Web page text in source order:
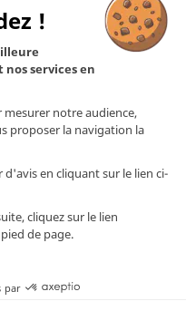
!
services en
notre audience,
proposer la navigation la
en cliquant sur le lien ci-
cliquez sur le lien
de page.
par

(selon l'article L.5111-1 du Code
et commerciales) présentes
conseils prodigués quant à
nullement d'un diagnostic
nous communiquons quant aux
de la santé et disponibles dans